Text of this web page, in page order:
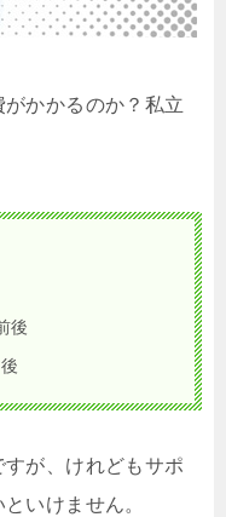
かかるのか？私立
後
が、けれどもサポ
いけません。